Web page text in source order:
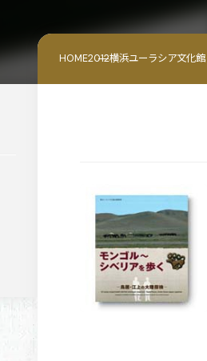
HOME2012横浜ユーラシア文化館